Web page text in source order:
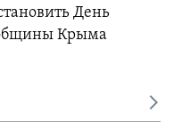
День
Крыма